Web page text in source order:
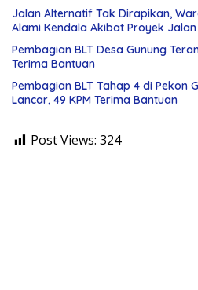
Jalan Alternatif Tak Dirapikan,
Alami Kendala Akibat Proyek Jalan
Pembagian BLT Desa Gunung
Terima Bantuan
Pembagian BLT Tahap 4 di Pekon
Lancar, 49 KPM Terima Bantuan
Post Views: 324